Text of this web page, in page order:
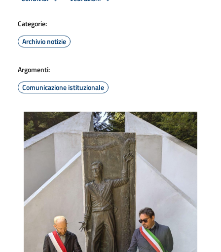
Categorie:
Archivio notizie
Argomenti:
Comunicazione istituzionale